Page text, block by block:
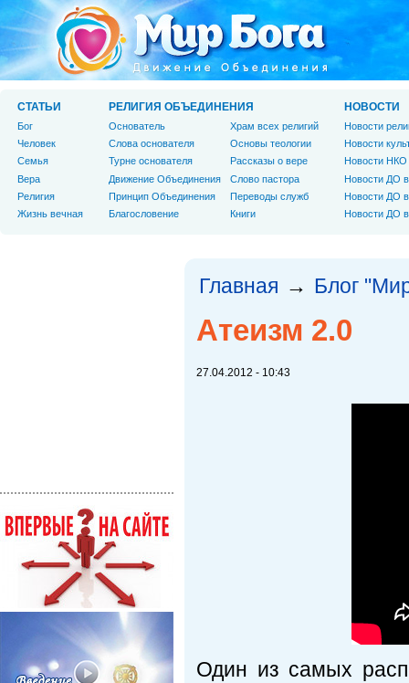
Главная → Блог
Атеизм 2.0
27.04.2012 - 10:43
Один из самых
СТАТЬИ
Бог
Человек
Cемья
Вера
Религия
Жизнь вечная
РЕЛИГИЯ ОБЪЕДИНЕНИЯ
Основатель
Слова основателя
Турне основателя
Движение Объединения
Принцип Объединения
Благословение
Храм всех религий
Основы теологии
Рассказы о вере
Слово пастора
Переводы служб
Книги
НОВОСТИ
Новости
Новости
Новости НКО
Новости ДО
Новости ДО
Новости ДО